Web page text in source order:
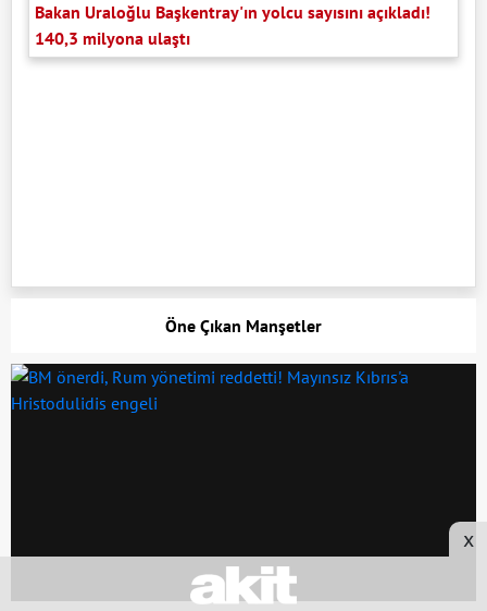
Bakan Uraloğlu Başkentray'ın yolcu sayısını açıkladı!
140,3 milyona ulaştı
Öne Çıkan Manşetler
x